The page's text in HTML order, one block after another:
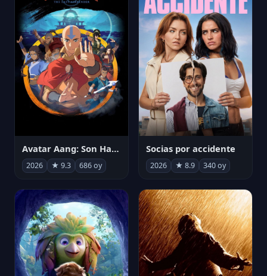
Avatar Aang: Son Havabükücü
2026 ★ 9.3 686 oy
Socias por accidente
2026 ★ 8.9 340 oy